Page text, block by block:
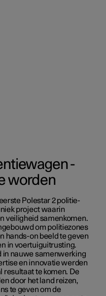
-
worden
Polestar 2 politie-
project waarin
veiligheid samenkomen.
om politiezones
hands-on beeld te geven
in voertuiguitrusting.
in nauwe samenwerking
en innovatie werden
resultaat te komen. De
door het land reizen,
te geven om de